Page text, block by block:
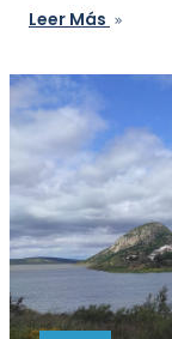
Leer Más